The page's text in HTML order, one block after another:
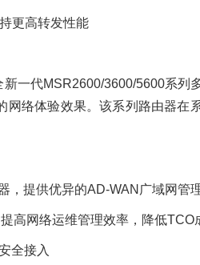
更高转发性能
一代MSR2600/3600/5600系列
络体验效果。该系列路由器在
提供优异的AD-WAN广域网管
高网络运维管理效率，降低TCO
全接入